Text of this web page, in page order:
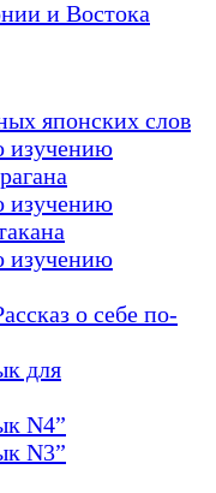
и Востока
японских слов
изучению
изучению
изучению
о себе по-
для
N4”
N3”